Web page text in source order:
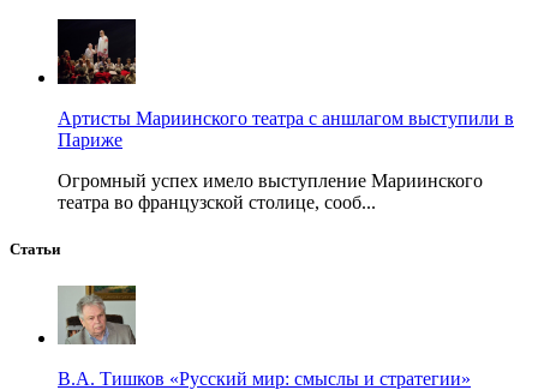
Артисты Мариинского театра с аншлагом выступили в
Париже
Огромный успех имело выступление Мариинского
театра во французской столице, сооб...
Статьи
В.А. Тишков «Русский мир: смыслы и стратегии»